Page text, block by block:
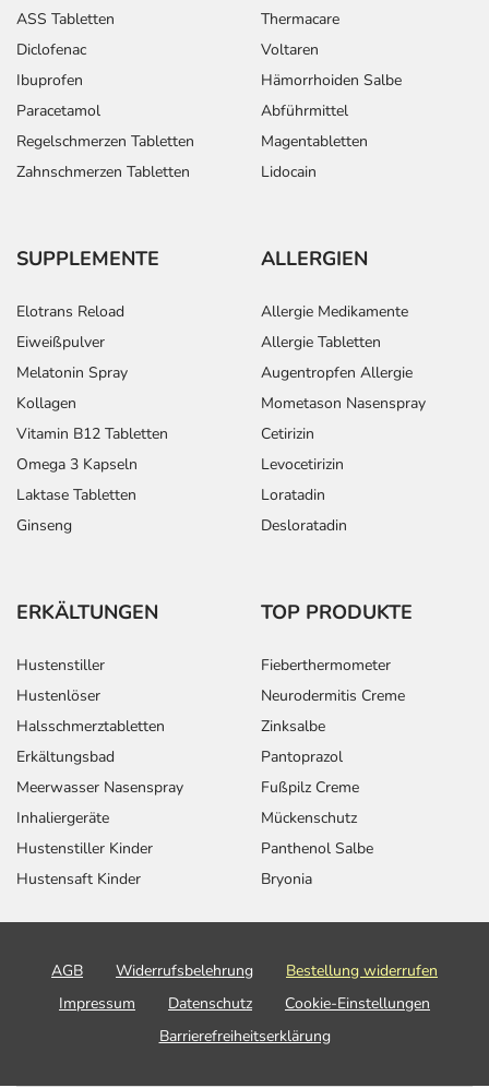
ASS Tabletten
Diclofenac
Ibuprofen
Paracetamol
Regelschmerzen Tabletten
Zahnschmerzen Tabletten
Thermacare
Voltaren
Hämorrhoiden Salbe
Abführmittel
Magentabletten
Lidocain
SUPPLEMENTE
Elotrans Reload
Eiweißpulver
Melatonin Spray
Kollagen
Vitamin B12 Tabletten
Omega 3 Kapseln
Laktase Tabletten
Ginseng
ALLERGIEN
Allergie Medikamente
Allergie Tabletten
Augentropfen Allergie
Mometason Nasenspray
Cetirizin
Levocetirizin
Loratadin
Desloratadin
ERKÄLTUNGEN
Hustenstiller
Hustenlöser
Halsschmerztabletten
Erkältungsbad
Meerwasser Nasenspray
Inhaliergeräte
Hustenstiller Kinder
Hustensaft Kinder
TOP PRODUKTE
Fieberthermometer
Neurodermitis Creme
Zinksalbe
Pantoprazol
Fußpilz Creme
Mückenschutz
Panthenol Salbe
Bryonia
AGB Widerrufsbelehrung
Bestellung widerrufen
Impressum
Datenschutz
Cookie-Einstellungen
Barrierefreiheitserklärung